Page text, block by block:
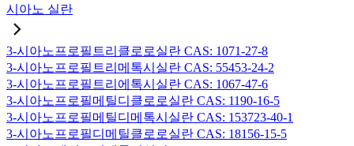
시아노 실란
3-시아노프로필트리클로로실란 CAS: 1071-27-8
3-시아노프로필트리메톡시실란 CAS: 55453-24-2
3-시아노프로필트리에톡시실란 CAS: 1067-47-6
3-시아노프로필메틸디클로로실란 CAS: 1190-16-5
3-시아노프로필메틸디메톡시실란 CAS: 153723-40-1
3-시아노프로필디메틸클로로실란 CAS: 18156-15-5